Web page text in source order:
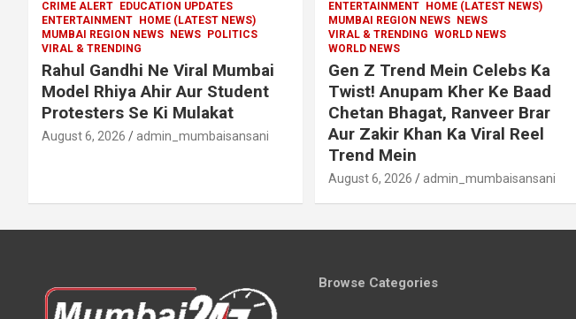
CRIME ALERT
EDUCATION UPDATES
ENTERTAINMENT
HOME (LATEST NEWS)
MUMBAI REGION NEWS
NEWS
POLITICS
VIRAL & TRENDING
Rahul Gandhi Ne Viral Mumbai
Model Rhiya Ahir Aur Student
Protesters Se Ki Mulakat
August 6, 2026 admin_mumbaisansani
ENTERTAINMENT
HOME (LATEST NEWS)
MUMBAI REGION NEWS
NEWS
VIRAL & TRENDING WORLD NEWS
WORLD NEWS
Gen Z Trend Mein Celebs Ka
Twist! Anupam Kher Ke Baad
Chetan Bhagat, Ranveer Brar
Aur Zakir Khan Ka Viral Reel
Trend Mein
August 6, 2026 admin_mumbaisansani
Browse Categories